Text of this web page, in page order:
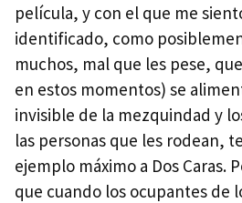
película, y con el que me
identificado, como
muchos, mal que les pese,
en estos momentos) se
invisible de la mezquindad y
las personas que les rodean,
ejemplo máximo a Dos Caras.
que cuando los ocupantes de